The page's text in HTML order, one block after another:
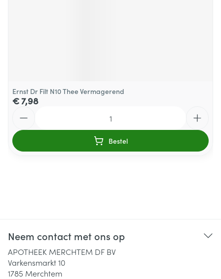
Ernst Dr Filt N10 Thee Vermagerend
€ 7,98
Bestel
Neem contact met ons op
APOTHEEK MERCHTEM DF BV
Varkensmarkt 10
1785 Merchtem